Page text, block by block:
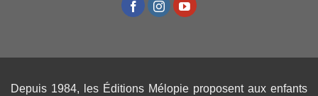
Depuis 1984, les Éditions Mélopie proposent aux enfants